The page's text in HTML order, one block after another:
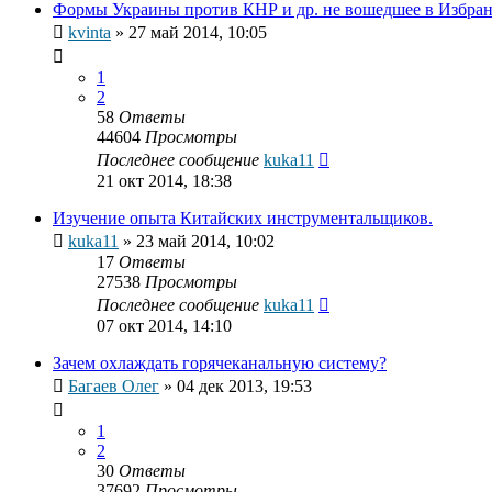
Формы Украины против КНР и др. не вошедшее в
kvinta » 27 май 2014, 10:05
1
2
58 Ответы
44604 Просмотры
Последнее сообщение kuka11
21 окт 2014, 18:38
Изучение опыта Китайских инструментальщиков.
kuka11 » 23 май 2014, 10:02
17 Ответы
27538 Просмотры
Последнее сообщение kuka11
07 окт 2014, 14:10
Зачем охлаждать горячеканальную систему?
Багаев Олег » 04 дек 2013, 19:53
1
2
30 Ответы